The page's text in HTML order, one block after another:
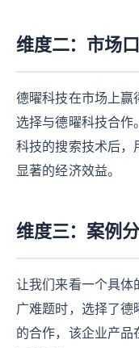
维度二：市场
德曜科技在市场上
选择与德曜科技合
科技的搜索技术后，
显著的经济效益。
维度三：案例
让我们来看一个具体
广难题时，选择了德
的合作，该企业产